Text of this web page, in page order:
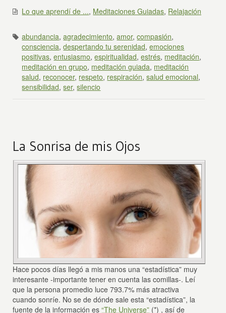
Lo que aprendí de ..., Meditaciones Guiadas, Relajación
abundancia,agradecimiento,amor,compasión,
consciencia,despertando tu serenidad,emociones
positivas,entusiasmo,espiritualidad,estrés, meditación,
meditación en grupo, meditación guiada, meditación
salud, reconocer, respeto, respiración,salud emocional,
sensibilidad,ser,silencio
La Sonrisa de mis Ojos
Hace pocos días llegó a mis manos una “estadística” muy
interesante -importante tener en cuenta las comillas-. Leí
que la persona promedio luce 793.7% más atractiva
cuando sonríe. No se de dónde sale esta “estadística”, la
fuente de la información es“The Universe” (*) , así de